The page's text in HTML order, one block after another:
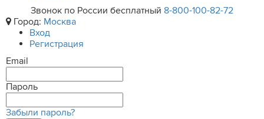
Звонок по России бесплатный 8-800-100-82-72
Город: Москва
Вход
Регистрация
Email
Пароль
Забыли пароль?